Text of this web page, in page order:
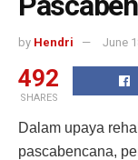
by Hendri June
492
SHARES
Dalam upaya
pascabencana,